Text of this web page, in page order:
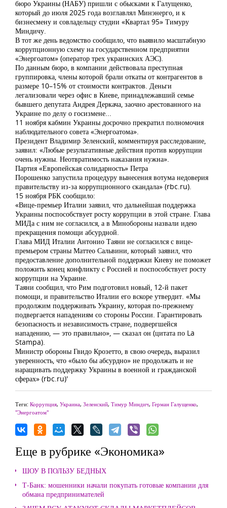
бюро Украины (НАБУ) пришли с обысками к Галущенко,
который до июля 2025 года возглавлял Минэнерго, и к
бизнесмену и совладельцу студии «Квартал 95» Тимуру
Миндичу.
В тот же день ведомство сообщило, что выявило масштабную
коррупционную схему на государственном предприятии
«Энергоатом» (оператор трех украинских АЭС).
По данным бюро, в компании действовала преступная
группировка, члены которой брали откаты от контрагентов в
размере 10–15% от стоимости контрактов. Деньги
легализовали через офис в Киеве, принадлежавший семье
бывшего депутата Андрея Деркача, заочно арестованного на
Украине по делу о госизмене...
11 ноября кабмин Украины досрочно прекратил полномочия
наблюдательного совета «Энергоатома».
Президент Владимир Зеленский, комментируя расследование,
заявил: «Любые результативные действия против коррупции
очень нужны. Неотвратимость наказания нужна».
Партия «Европейская солидарность» Петра
Порошенко запустила процедуру вынесения вотума недоверия
правительству из-за коррупционного скандала» (rbc.ru).
15 ноября РБК сообщило:
«Вице-премьер Италии заявил, что дальнейшая поддержка
Украины поспособствует росту коррупции в этой стране. Глава
МИДа с ним не согласился, а в Минобороны назвали идею
прекращения помощи абсурдной.
Глава МИД Италии Антонио Таяни не согласился с вице-
премьером страны Маттео Сальвини, который заявил, что
предоставление дополнительной поддержки Киеву не поможет
положить конец конфликту с Россией и поспособствует росту
коррупции на Украине.
Таяни сообщил, что Рим подготовил новый, 12-й пакет
помощи, и правительство Италии его вскоре утвердит. «Мы
продолжим поддерживать Украину, которая по-прежнему
подвергается нападениям со стороны России. Гарантировать
безопасность и независимость стране, подвергшейся
нападению, — это правильно», — сказал он (цитата по La
Stampa).
Министр обороны Гвидо Крозетто, в свою очередь, выразил
уверенность, что «было бы абсурдно» не продолжать и не
наращивать поддержку Украины в военной и гражданской
сферах» (rbc.ru)'
Теги: Коррупция, Украина, Зеленский, Тимур Миндич, Герман Галущенко,
"Энергоатом"
Еще в рубрике «Экономика»
ШОУ В ПОЛЬЗУ БЕДНЫХ
Т-Банк: мошенники начали покупать готовые компании для
обмана предпринимателей